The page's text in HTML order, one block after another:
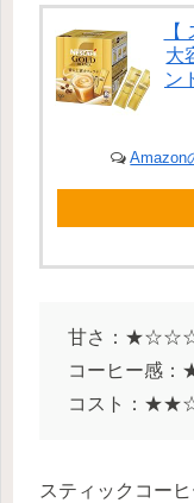
大
ン
Amazon
甘さ：
コーヒー感
コスト：
スティックコー